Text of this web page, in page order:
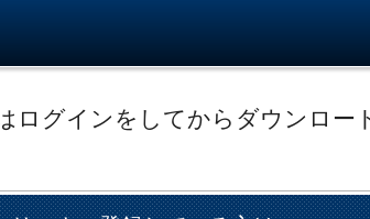
ログインをしてからダウンロー